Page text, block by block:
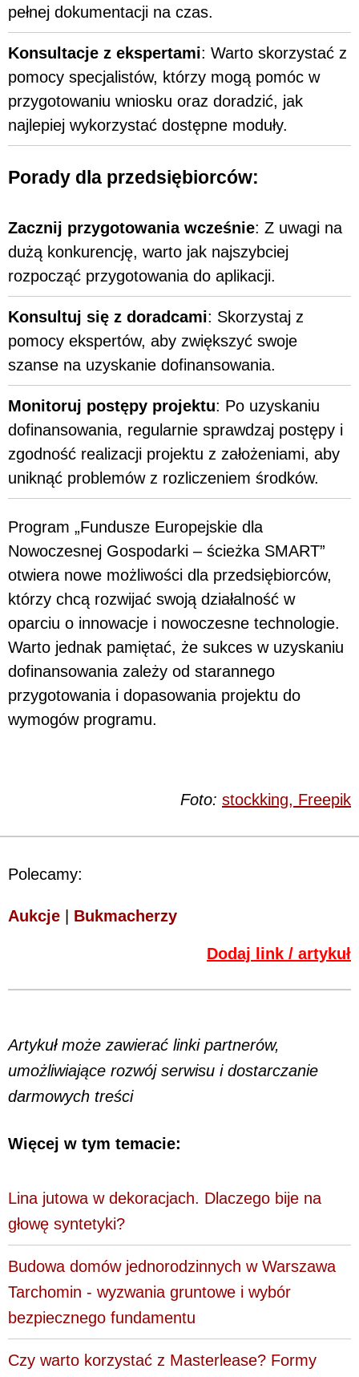
pełnej dokumentacji na czas.
Konsultacje z ekspertami: Warto skorzystać z
pomocy specjalistów, którzy mogą pomóc w
przygotowaniu wniosku oraz doradzić, jak
najlepiej wykorzystać dostępne moduły.
Porady dla przedsiębiorców:
Zacznij przygotowania wcześnie: Z uwagi na
dużą konkurencję, warto jak najszybciej
rozpocząć przygotowania do aplikacji.
Konsultuj się z doradcami: Skorzystaj z
pomocy ekspertów, aby zwiększyć swoje
szanse na uzyskanie dofinansowania.
Monitoruj postępy projektu: Po uzyskaniu
dofinansowania, regularnie sprawdzaj postępy i
zgodność realizacji projektu z założeniami, aby
uniknąć problemów z rozliczeniem środków.
Program „Fundusze Europejskie dla
Nowoczesnej Gospodarki – ścieżka SMART”
otwiera nowe możliwości dla przedsiębiorców,
którzy chcą rozwijać swoją działalność w
oparciu o innowacje i nowoczesne technologie.
Warto jednak pamiętać, że sukces w uzyskaniu
dofinansowania zależy od starannego
przygotowania i dopasowania projektu do
wymogów programu.
Foto: stockking, Freepik
Polecamy:
Aukcje Bukmacherzy
Dodaj link / artykuł
Artykuł może zawierać linki partnerów,
umożliwiające rozwój serwisu i dostarczanie
darmowych treści
Więcej w tym temacie:
Lina jutowa w dekoracjach. Dlaczego bije na
głowę syntetyki?
Budowa domów jednorodzinnych w Warszawa
Tarchomin - wyzwania gruntowe i wybór
bezpiecznego fundamentu
Czy warto korzystać z Masterlease? Formy